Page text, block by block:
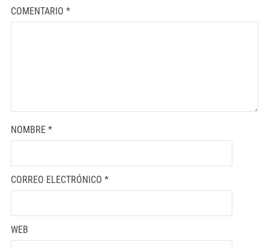
COMENTARIO *
NOMBRE *
CORREO ELECTRÓNICO *
WEB